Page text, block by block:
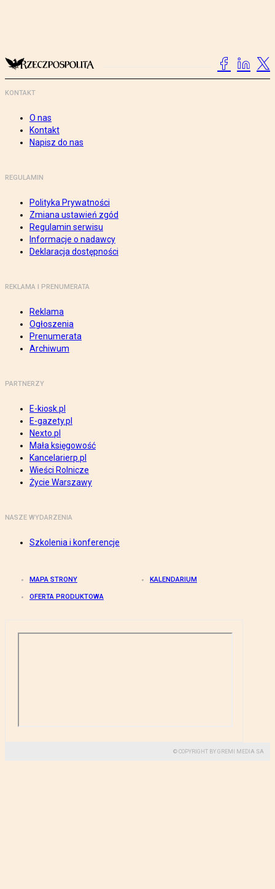
KONTAKT
O nas
Kontakt
Napisz do nas
REGULAMIN
Polityka Prywatności
Zmiana ustawień zgód
Regulamin serwisu
Informacje o nadawcy
Deklaracja dostępności
REKLAMA I PRENUMERATA
Reklama
Ogłoszenia
Prenumerata
Archiwum
PARTNERZY
E-kiosk.pl
E-gazety.pl
Nexto.pl
Mała księgowość
Kancelarierp.pl
Wieści Rolnicze
Życie Warszawy
NASZE WYDARZENIA
Szkolenia i konferencje
MAPA STRONY KALENDARIUM
OFERTA PRODUKTOWA
© COPYRIGHT BY GREMI MEDIA SA